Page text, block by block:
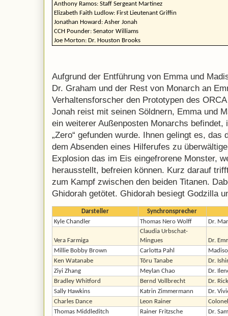
Anthony Ramos: Staff Sergeant Martinez
Elizabeth Faith Ludlow: First Lieutenant Griffin
Jonathan Howard: Asher Jonah
CCH Pounder: Senator Williams
Joe Morton: Dr. Houston Brooks
Aufgrund der Entführung von Emma und
Dr. Graham und der Rest von Monarch an
Verhaltensforscher den Prototypen des
Jonah reist mit seinen Söldnern, Emma und
ein weiterer Außenposten Monarchs befindet,
„Zero“ gefunden wurde. Ihnen gelingt es,
dem Absenden eines Hilferufes zu
Explosion das im Eis eingefrorene Monster,
herausstellt, befreien können. Kurz darauf
zum Kampf zwischen den beiden Titanen.
Ghidorah getötet. Ghidorah besiegt Godzilla
Darsteller
Synchronsprecher
Kyle Chandler
Thomas Nero Wolff Dr.
Vera Farmiga
Claudia Urbschat-
Mingues
Dr.
Millie Bobby Brown
Carlotta Pahl
Ken Watanabe
Tōru Tanabe
Dr.
Ziyi Zhang
Meylan Chao
Dr.
Bradley Whitford
Bernd Vollbrecht
Dr.
Sally Hawkins
Katrin Zimmermann
Dr.
Charles Dance
Leon Rainer
Thomas Middleditch
Rainer Fritzsche
Dr.